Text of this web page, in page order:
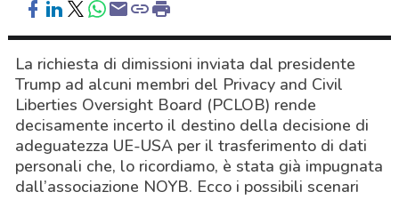
La richiesta di dimissioni inviata dal presidente
Trump ad alcuni membri del Privacy and Civil
Liberties Oversight Board (PCLOB) rende
decisamente incerto il destino della decisione di
adeguatezza UE-USA per il trasferimento di dati
personali che, lo ricordiamo, è stata già impugnata
dall’associazione NOYB. Ecco i possibili scenari